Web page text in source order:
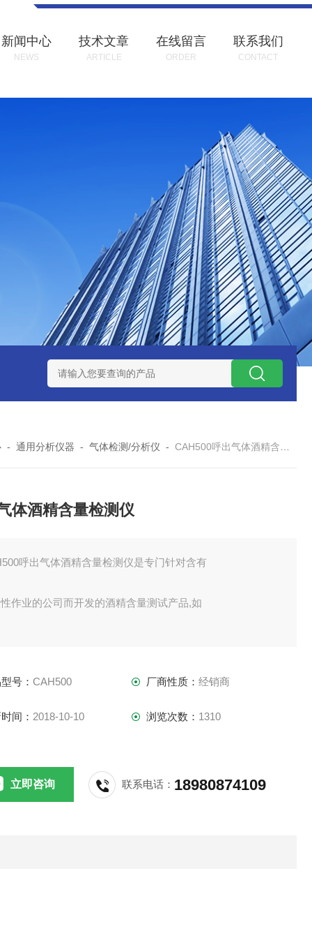
新闻中心
NEWS
技术文章
ARTICLE
在线留言
ORDER
联系我们
CONTACT
GAXT手持式单一气体检测仪 加拿大BW
-通用分析仪器 -气体检测/分析仪 -CAH500呼出气体酒精含量检测仪
体酒精含量检测仪
呼出气体酒精含量检测仪是专门针对含有
作业的公司而开发的酒精含量测试产品,如
作业,若作业前饮酒过多,作业中则极易发生
故.公司使用该产品可以强制员工在作业前
是否饮酒过多,来决定是否让其投入作业,以
在的安全事故.
号：CAH500 厂商性质： 经销商
间： 2018-10-10 浏览次数： 1310
立即咨询 联系电话： 18980874109